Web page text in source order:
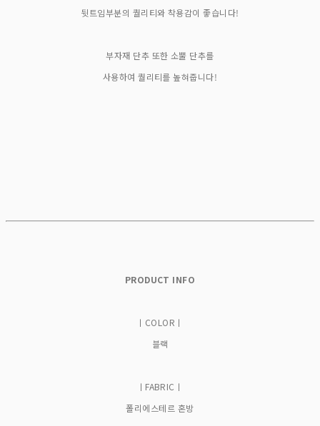
뒷트임부분의 퀄리티와 착용감이 좋습니다!
부자재 단추 또한 소뿔 단추를
사용하여 퀄리티를 높혀줍니다!
PRODUCT INFO
ㅣCOLORㅣ
블랙
ㅣFABRICㅣ
폴리에스테르 혼방